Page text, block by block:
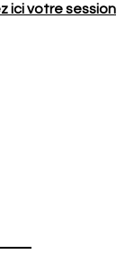
ici votre session